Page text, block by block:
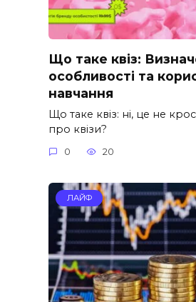
Що таке квіз:
особливості та
навчання
Що таке квіз: ні, це не
про квізи?
0 20
ЛАЙФ